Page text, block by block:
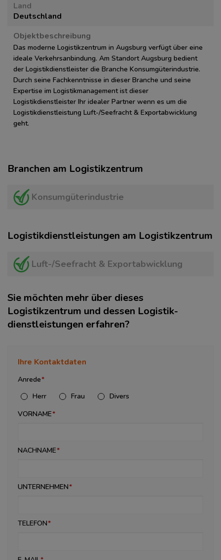
Land
Deutschland
Objektbeschreibung
Das moderne Logistikzentrum in Augsburg verfügt über eine
ideale Verkehrsanbindung. Am Standort Augsburg bedient
der Logistikdienstleister die Branche Konsumgüterindustrie.
Durch seine Fachkenntnisse in dieser Branche und seine
Expertise im Logistikmanagement ist dieser
Logistikdienstleister Ihr idealer Partner wenn es um die
Logistikdienstleistung Luft-/Seefracht & Exportabwicklung
geht.
Branchen am Logistikzentrum
Konsumgüterindustrie
Logistikdienstleistungen am Logistikzentrum
Luft-/Seefracht & Exportabwicklung
Sie möchten mehr über dieses
Logistikzentrum und dessen Logistik­
dienstleistungen erfahren?
Ihre Kontaktdaten
Anrede
Herr
Frau
Divers
VORNAME
NACHNAME
UNTERNEHMEN
TELEFON